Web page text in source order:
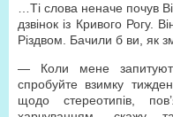
…Ті слова неначе почув
дзвінок із Кривого Рогу.
Різдвом. Бачили б ви, як
— Коли мене
спробуйте взимку
щодо стереотипів,